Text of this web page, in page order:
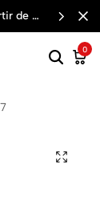
mxn
0